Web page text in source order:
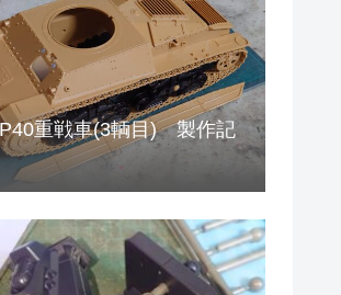
重戦車(3輌目) 製作記